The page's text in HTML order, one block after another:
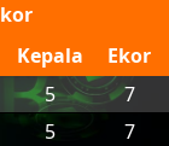
Kepala
Ekor
5
7
5
7